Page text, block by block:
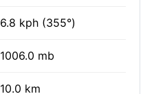
6.8 kph (355°)
1006.0 mb
10.0 km